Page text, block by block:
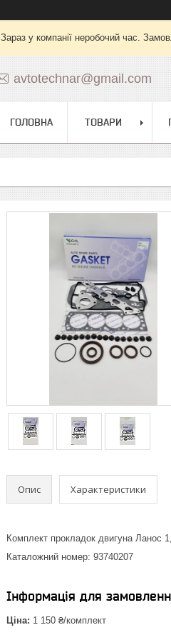
Зараз у компанії неробочий час.
avtotechnar@gmail.com
ГОЛОВНА ТОВАРИ
Опис Характеристики
Комплект прокладок двигуна Ланос
Каталожний номер: 93740207
Інформація для
Ціна: 1 150 ₴/комплект